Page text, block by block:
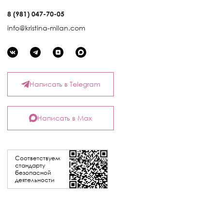
8 (981) 047-70-05
info@kristina-milan.com
Соответствуем
стандарту
безопасной
деятельности
Написать в Telegram
Написать в Max